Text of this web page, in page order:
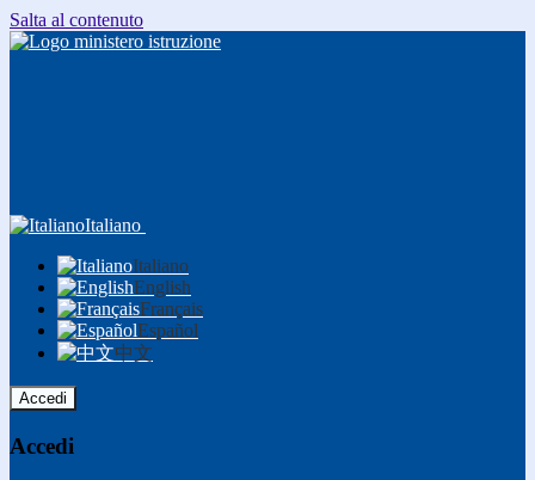
Salta al contenuto
Italiano
Italiano
English
Français
Español
中文
Accedi
Accedi